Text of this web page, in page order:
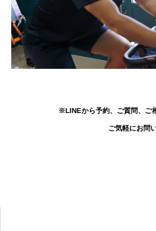
※LINEから予約、ご質問、ご
ご気軽にお問